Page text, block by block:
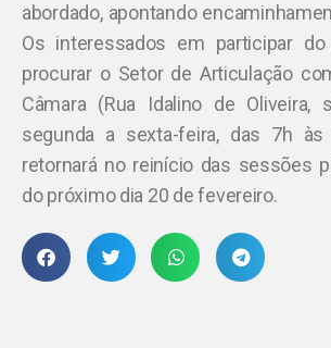
abordado, apontando
Os interessados em participar
procurar o Setor de Articulação
Câmara (Rua Idalino de Oliveira,
segunda a sexta-feira, das 7h
retornará no reinício das sessões
do próximo dia 20 de fevereiro.